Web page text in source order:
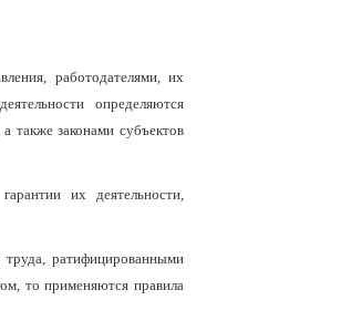
работодателями, их
определяются
также законами субъектов
их деятельности,
ратифицированными
то применяются правила